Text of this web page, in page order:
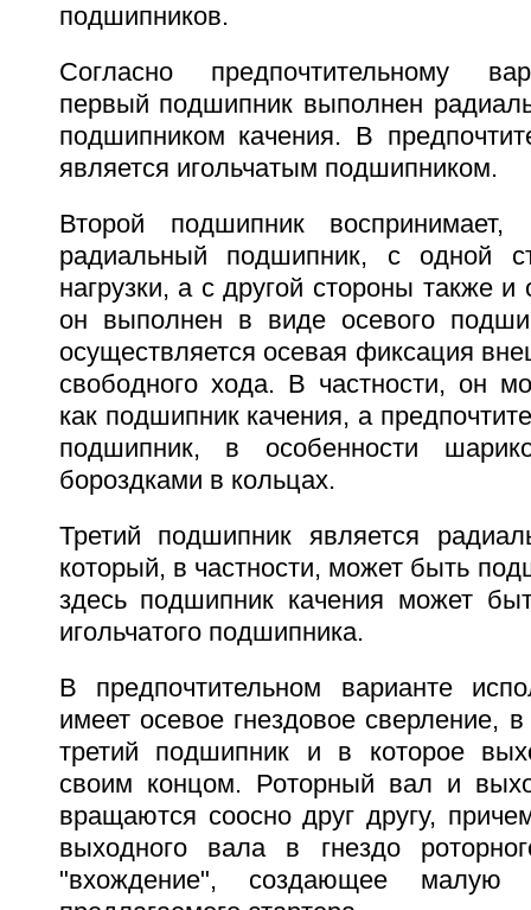
подшипников.
Согласно предпочтительному
первый подшипник выполнен
подшипником качения. В
является игольчатым подшипником.
Второй подшипник
радиальный подшипник, с одной
нагрузки, а с другой стороны также и
он выполнен в виде осевого
осуществляется осевая фиксация
свободного хода. В частности, он
как подшипник качения, а
подшипник, в особенности
бороздками в кольцах.
Третий подшипник является
который, в частности, может быть
здесь подшипник качения может
игольчатого подшипника.
В предпочтительном варианте
имеет осевое гнездовое сверление,
третий подшипник и в которое
своим концом. Роторный вал и
вращаются соосно друг другу,
выходного вала в гнездо
"вхождение", создающее малую